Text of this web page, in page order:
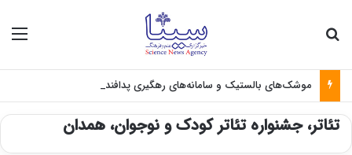
تئاتر، جشنواره تئاتر کودک و نوجوان، همدان